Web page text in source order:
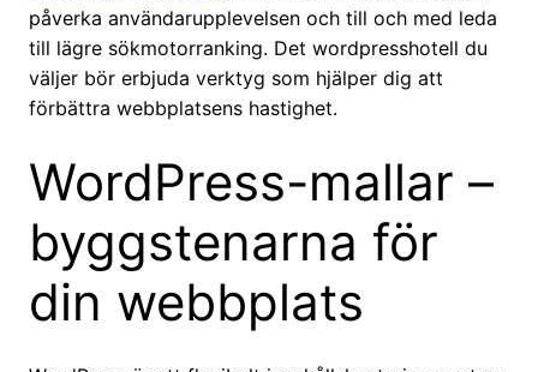
påverka användarupplevelsen och till och med leda
till lägre sökmotorranking. Det wordpresshotell du
väljer bör erbjuda verktyg som hjälper dig att
förbättra webbplatsens hastighet.
WordPress-mallar –
byggstenarna för
din webbplats